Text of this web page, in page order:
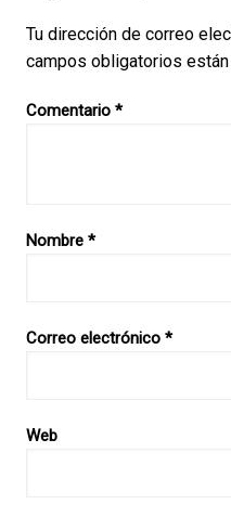
Tu dirección de correo
campos obligatorios
Comentario *
Nombre *
Correo electrónico *
Web